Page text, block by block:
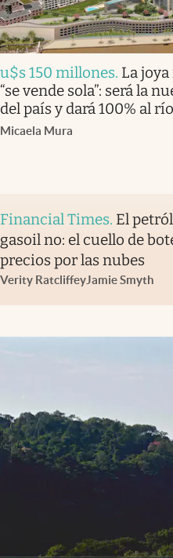
u$s 150 millones. La
“se vende sola”: será la
del país y dará 100% al río
Micaela Mura
Financial Times. El
gasoil no: el cuello de
precios por las nubes
Verity RatcliffeyJamie Smyth